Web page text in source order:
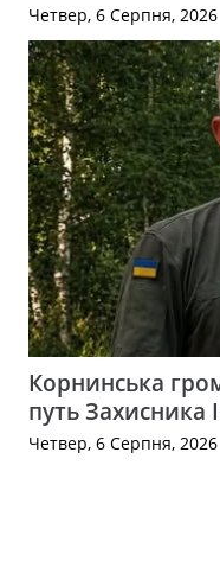
Четвер, 6 Серпня, 2026
Корнинська
путь Захисника
Четвер, 6 Серпня, 2026